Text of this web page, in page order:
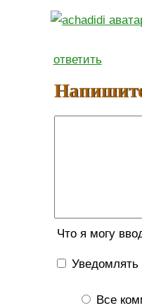
ответить
Что я могу
Уведомлять
Все